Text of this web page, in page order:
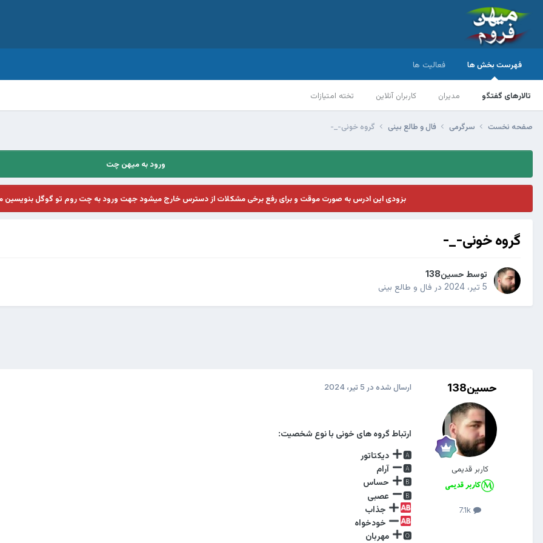
فهرست بخش ها
تالارهای گفتگو مدیران کاربران آنلاین تخته امتیازات
فعالیت ها
صفحه نخست سرگرمی فال و طالع بینی گروه خونی-_-
ورود به میهن چت
بزودی این ادرس به صورت موقت و برای رفع برخی مشکلات از دسترس خارج میشود جهت ورود به چت روم تو گوگل بنویسین
گروه خونی-_-
توسط حسین138
5 تیر، 2024
در فال و طالع بینی
حسین138
کاربر قدیمی
7.1k
ارسال شده در 5 تیر، 2024
ارتباط گروه های خونی با نوع شخصیت:
🅰
دیکتاتور
🅰
آرام
🅱
حساس
🅱
عصبی
جذاب
خودخواه
🅾
مهربان